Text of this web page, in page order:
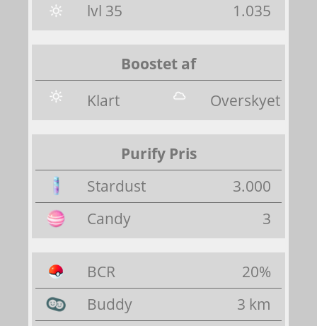
1.035
lvl 35
Boostet af
Klart
Overskyet
Purify Pris
3.000
Stardust
3
Candy
20%
BCR
3 km
Buddy